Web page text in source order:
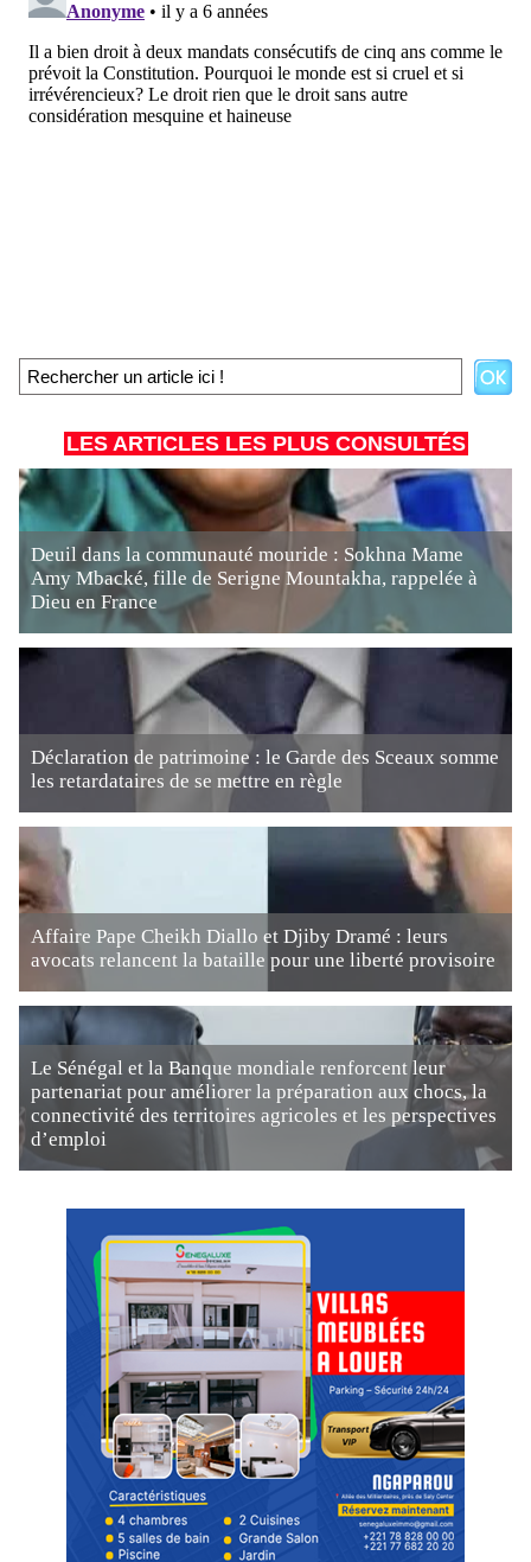
LES ARTICLES LES PLUS CONSULTÉS
Deuil dans la communauté mouride : Sokhna Mame
Amy Mbacké, fille de Serigne Mountakha, rappelée à
Dieu en France
Déclaration de patrimoine : le Garde des Sceaux somme
les retardataires de se mettre en règle
Affaire Pape Cheikh Diallo et Djiby Dramé : leurs
avocats relancent la bataille pour une liberté provisoire
Le Sénégal et la Banque mondiale renforcent leur
partenariat pour améliorer la préparation aux chocs, la
connectivité des territoires agricoles et les perspectives
d’emploi